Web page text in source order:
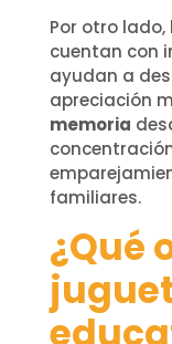
Por otro lado,
cuentan con
ayudan a
apreciación
memoria
familiares.
¿Qué